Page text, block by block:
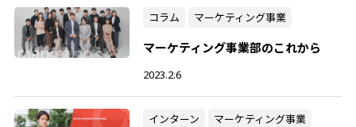
コラム マーケティング事業
マーケティング事業部のこれから
2023.2.6
インターン マーケティング事業